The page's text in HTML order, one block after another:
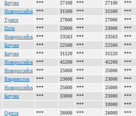
Батуми *** 27100 *** 27100
***
Новороссийск *** 31500 *** 31500
***
Туапсе *** 27000 *** 27000
***
Поти *** 23000 *** 23000
***
Новороссийск *** 23563 *** 23563
***
Батуми *** 22500 *** 22500
***
Батуми *** 31520 *** 31520
***
Новороссийск *** 45200 *** 45200
***
Новороссийск *** 25000 *** 25000
***
Владивосток *** 23000 *** 23000
***
Новороссийск *** 25000 *** 25000
***
Батуми *** 33000 *** 23000
***
***
10000
***
Одесса *** 26000 *** 26000
***